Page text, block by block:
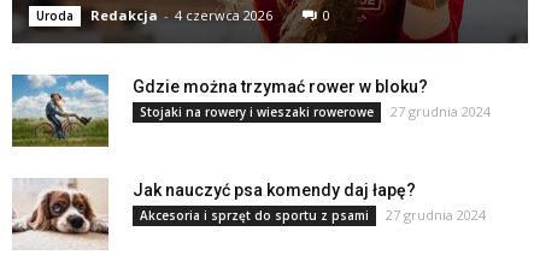
Uroda Redakcja - 4 czerwca 2026 0
Gdzie można trzymać rower w bloku?
Stojaki na rowery i wieszaki rowerowe 27 grudnia 2024
Jak nauczyć psa komendy daj łapę?
Akcesoria i sprzęt do sportu z psami 27 grudnia 2024